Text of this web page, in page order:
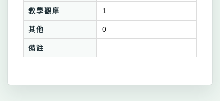
教學觀摩 1
其他 0
備註